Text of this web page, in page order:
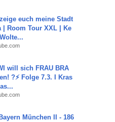
euch meine Stadt
| Room Tour XXL | Ke
will sich FRAU BRA
?⚡️ Folge 7.3. I Kras
München II - 186